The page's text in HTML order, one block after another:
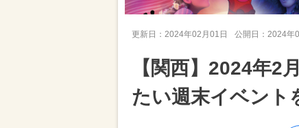
更新日： 2024年02月01日 公開日： 2024年
【関西】2024年
たい週末イベント